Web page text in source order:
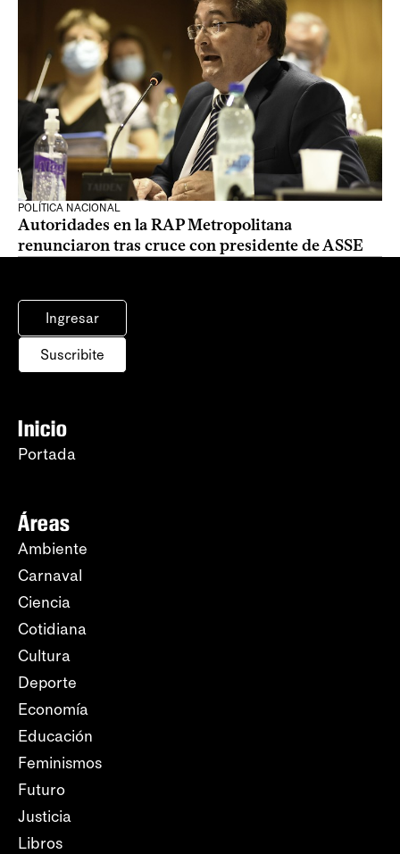
POLÍTICA NACIONAL
Autoridades en la RAP Metropolitana
renunciaron tras cruce con presidente de ASSE
Ingresar
Suscribite
Inicio
Portada
Áreas
Ambiente
Carnaval
Ciencia
Cotidiana
Cultura
Deporte
Economía
Educación
Feminismos
Futuro
Justicia
Libros